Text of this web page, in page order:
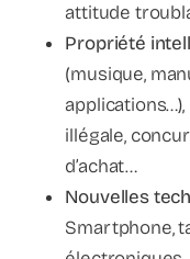
attitude
Propriété
(musique,
illégale,
d’achat…
Nouvelles
Smartphone,